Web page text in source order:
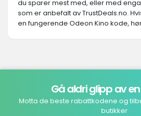
du sparer mest med, eller med
som er anbefalt av TrustDeals.no.
en fungerende Odeon Kino kode,
Gå aldri glipp av
Motta de beste rabattkodene og
butikker